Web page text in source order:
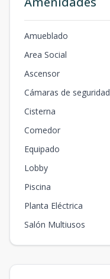
Amueblado
Area Social
Ascensor
Cámaras de seguridad
Cisterna
Comedor
Equipado
Lobby
Piscina
Planta Eléctrica
Salón Multiusos